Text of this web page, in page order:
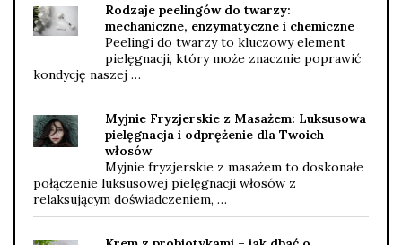
Rodzaje peelingów do twarzy:
mechaniczne, enzymatyczne i chemiczne
Peelingi do twarzy to kluczowy element
pielęgnacji, który może znacznie poprawić
kondycję naszej …
Myjnie Fryzjerskie z Masażem: Luksusowa
pielęgnacja i odprężenie dla Twoich
włosów
Myjnie fryzjerskie z masażem to doskonałe
połączenie luksusowej pielęgnacji włosów z
relaksującym doświadczeniem, …